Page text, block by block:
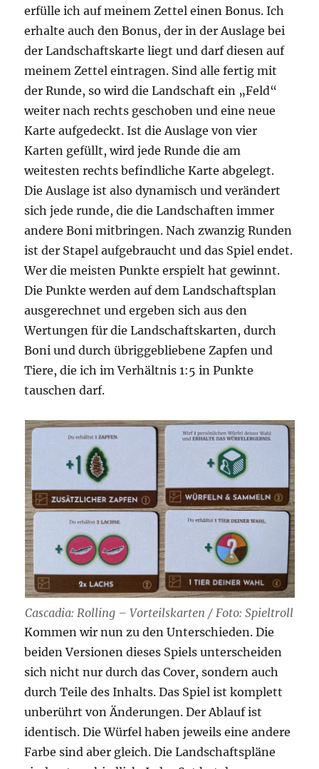
erfülle ich auf meinem Zettel einen Bonus. Ich
erhalte auch den Bonus, der in der Auslage bei
der Landschaftskarte liegt und darf diesen auf
meinem Zettel eintragen. Sind alle fertig mit
der Runde, so wird die Landschaft ein „Feld“
weiter nach rechts geschoben und eine neue
Karte aufgedeckt. Ist die Auslage von vier
Karten gefüllt, wird jede Runde die am
weitesten rechts befindliche Karte abgelegt.
Die Auslage ist also dynamisch und verändert
sich jede runde, die die Landschaften immer
andere Boni mitbringen. Nach zwanzig Runden
ist der Stapel aufgebraucht und das Spiel endet.
Wer die meisten Punkte erspielt hat gewinnt.
Die Punkte werden auf dem Landschaftsplan
ausgerechnet und ergeben sich aus den
Wertungen für die Landschaftskarten, durch
Boni und durch übriggebliebene Zapfen und
Tiere, die ich im Verhältnis 1:5 in Punkte
tauschen darf.
Cascadia: Rolling – Vorteilskarten / Foto: Spieltroll
Kommen wir nun zu den Unterschieden. Die
beiden Versionen dieses Spiels unterscheiden
sich nicht nur durch das Cover, sondern auch
durch Teile des Inhalts. Das Spiel ist komplett
unberührt von Änderungen. Der Ablauf ist
identisch. Die Würfel haben jeweils eine andere
Farbe sind aber gleich. Die Landschaftspläne